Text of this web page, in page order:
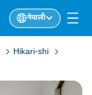
नेपाली
Hikari-shi